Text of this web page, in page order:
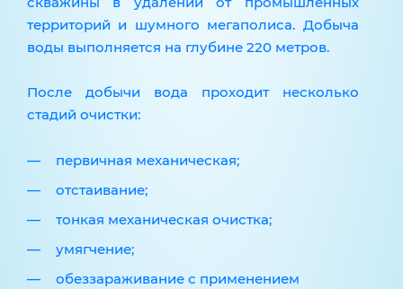
территорий и шумного мегаполиса. Добыча
воды выполняется на глубине 220 метров.
После добычи вода проходит несколько
стадий очистки:
первичная механическая;
отстаивание;
тонкая механическая очистка;
умягчение;
обеззараживание с применением